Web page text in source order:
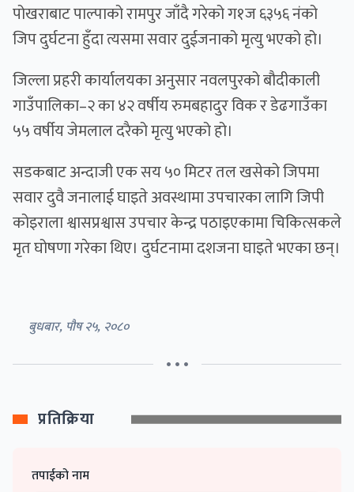
पोखराबाट पाल्पाको रामपुर जाँदै गरेको ग१ज ६३५६ नंको
जिप दुर्घटना हुँदा त्यसमा सवार दुईजनाको मृत्यु भएको हो।
जिल्ला प्रहरी कार्यालयका अनुसार नवलपुरको बौदीकाली
गाउँपालिका–२ का ४२ वर्षीय रुमबहादुर विक र डेढगाउँका
५५ वर्षीय जेमलाल दरैको मृत्यु भएको हो।
सडकबाट अन्दाजी एक सय ५० मिटर तल खसेको जिपमा
सवार दुवै जनालाई घाइते अवस्थामा उपचारका लागि जिपी
कोइराला श्वासप्रश्वास उपचार केन्द्र पठाइएकामा चिकित्सकले
मृत घोषणा गरेका थिए। दुर्घटनामा दशजना घाइते भएका छन्।
बुधबार, पौष २५, २०८०
• • •
प्रतिक्रिया
तपाईको नाम